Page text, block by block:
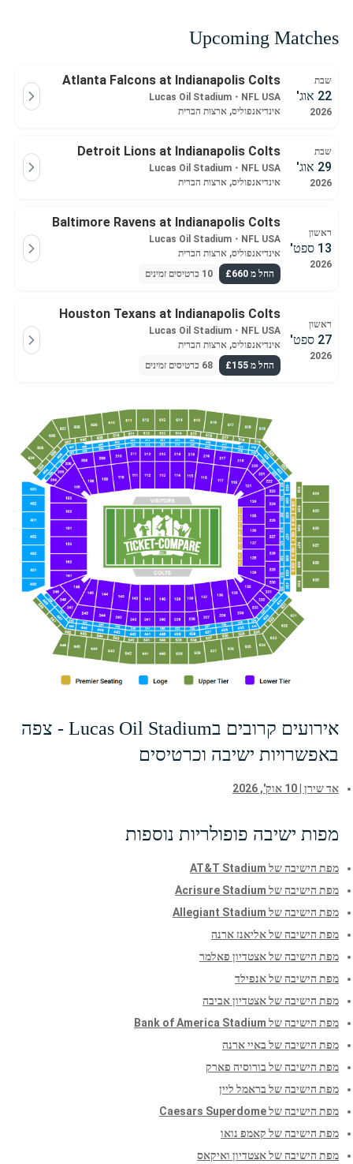
Upcoming Matches
שבת
22 אוג'
2026
Atlanta Falcons at Indianapolis Colts
NFL USA
・
Lucas Oil Stadium
אינדיאנפוליס, ארצות הברית
שבת
29 אוג'
2026
Detroit Lions at Indianapolis Colts
NFL USA
・
Lucas Oil Stadium
אינדיאנפוליס, ארצות הברית
ראשון
13 ספט'
2026
Baltimore Ravens at Indianapolis Colts
NFL USA
・
Lucas Oil Stadium
אינדיאנפוליס, ארצות הברית
החל מ £660
10 כרטיסים זמינים
ראשון
27 ספט'
2026
Houston Texans at Indianapolis Colts
NFL USA
・
Lucas Oil Stadium
אינדיאנפוליס, ארצות הברית
החל מ £155
68 כרטיסים זמינים
אירועים קרובים בLucas Oil Stadium - צפה
באפשרויות ישיבה וכרטיסים
אד שירן | 10 אוק', 2026
מפות ישיבה פופולריות נוספות
מפת הישיבה של AT&T Stadium
מפת הישיבה של Acrisure Stadium
מפת הישיבה של Allegiant Stadium
מפת הישיבה של אליאנז ארנה
מפת הישיבה של אצטדיון פאלמר
מפת הישיבה של אנפילד
מפת הישיבה של אצטדיון אביבה
מפת הישיבה של Bank of America Stadium
מפת הישיבה של באיי ארנה
מפת הישיבה של בורוסיה פארק
מפת הישיבה של בראמל ליין
מפת הישיבה של Caesars Superdome
מפת הישיבה של קאמפ נואו
מפת הישיבה של אצטדיון ואיקאס